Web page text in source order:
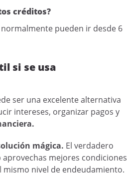
créditos?
pueden ir desde 6
si se usa
ser una excelente alternativa
intereses, organizar pagos y
mágica. El verdadero
mejores condiciones
mismo nivel de endeudamiento.